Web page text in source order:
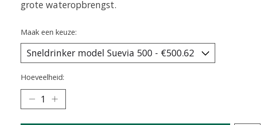
grote wateropbrengst.
Maak een keuze:
Hoeveelheid: